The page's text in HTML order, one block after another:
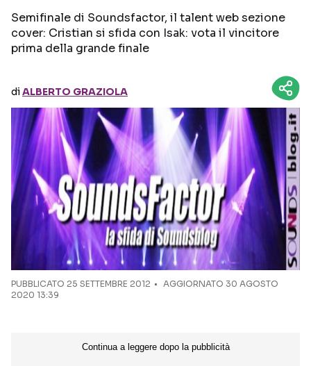
Semifinale di Soundsfactor, il talent web sezione
cover: Cristian si sfida con Isak: vota il vincitore
prima della grande finale
diALBERTO GRAZIOLA
PUBBLICATO 25 SETTEMBRE 2012
AGGIORNATO 30 AGOSTO
2020 13:39